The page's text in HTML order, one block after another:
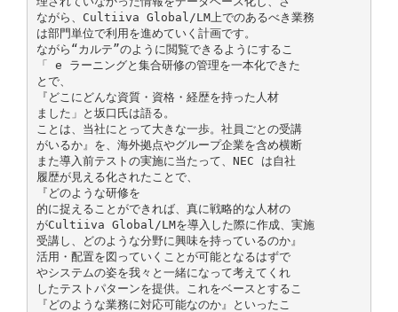
ながら、Cultiiva Global/LM上でのあるべき業務
は部門単位で利用を進めていく計画です。
ながら“カルテ”のように閲覧できるようにするこ
「 e ラーニングと集合研修の管理を一本化できた
とで、
『どこにどんな資質・資格・経歴を持った人材
ました」と坂口氏は語る。
ことは、当社にとって大きな一歩。社員ごとの受講
がいるか』を、海外拠点やグループ企業を含め横断
また導入前テストの実施に当たって、NEC は自社
履歴が見える化されたことで、
『どのような研修を
的に捉えることができれば、真に戦略的な人材の
がCultiiva Global/LMを導入した際に作成、実施
受講し、どのような分野に興味を持っているのか』
活用・配置を図っていくことが可能となるはずで
やシステムの姿を我々と一緒になって考えてくれ
したテストパターンを提供。これをベースとするこ
『どのような業務に対応可能なのか』といったこ